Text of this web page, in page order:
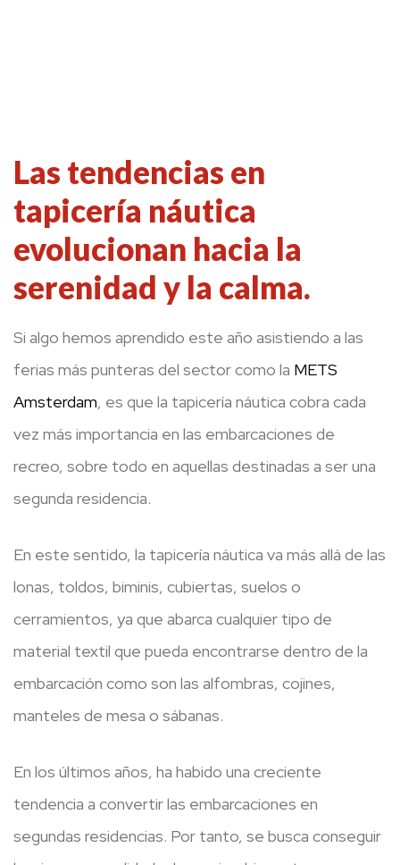
Las tendencias en
tapicería náutica
evolucionan hacia la
serenidad y la calma.
Si algo hemos aprendido este año asistiendo a las
ferias más punteras del sector como la METS
Amsterdam, es que la tapicería náutica cobra cada
vez más importancia en las embarcaciones de
recreo, sobre todo en aquellas destinadas a ser una
segunda residencia.
En este sentido, la tapicería náutica va más allá de las
lonas, toldos, biminis, cubiertas, suelos o
cerramientos, ya que abarca cualquier tipo de
material textil que pueda encontrarse dentro de la
embarcación como son las alfombras, cojines,
manteles de mesa o sábanas.
En los últimos años, ha habido una creciente
tendencia a convertir las embarcaciones en
segundas residencias. Por tanto, se busca conseguir